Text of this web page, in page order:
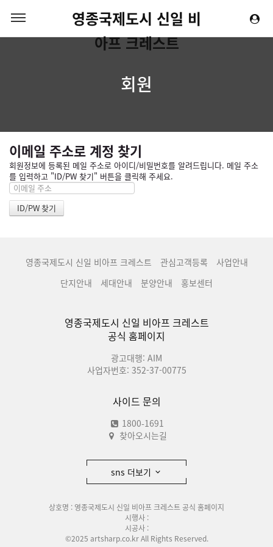
영종국제도시 신일 비
아프 크레스트
회원
이메일 주소로 계정 찾기
회원정보에 등록된 메일 주소로 아이디/비밀번호를 알려드립니다. 메일 주소
를 입력하고 "ID/PW 찾기" 버튼을 클릭해 주세요.
영종국제도시 신일 비아프 크레스트 관심고객등록
사업안내
단지안내
세대안내 분양안내 홍보센터
영종국제도시 신일 비아프 크레스트
공식 홈페이지
광고대행: AIM
사업자번호: 352-37-00775
사이드 문의
1800-1691
찾아오시는길
sns 더보기
상호명 : 영종국제도시 신일 비아프 크레스트 공식 홈페이지
시행사 :
시공사 :
©2025 artsharp.co.kr All Rights Reserved.